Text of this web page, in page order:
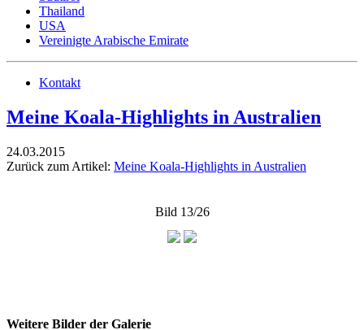
Thailand
USA
Vereinigte Arabische Emirate
Kontakt
Meine Koala-Highlights in Australien
24.03.2015
Zurück zum Artikel: Meine Koala-Highlights in Australien
Bild 13/26
Weitere Bilder der Galerie